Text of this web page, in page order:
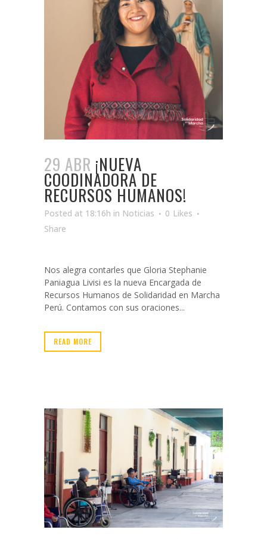
29 ABR ¡NUEVA
COODINADORA DE
RECURSOS HUMANOS!
Posted at 18:16h in Noticias 0 Likes
Share
Nos alegra contarles que Gloria Stephanie
Paniagua Livisi es la nueva Encargada de
Recursos Humanos de Solidaridad en Marcha
Perú. Contamos con sus oraciones...
READ MORE